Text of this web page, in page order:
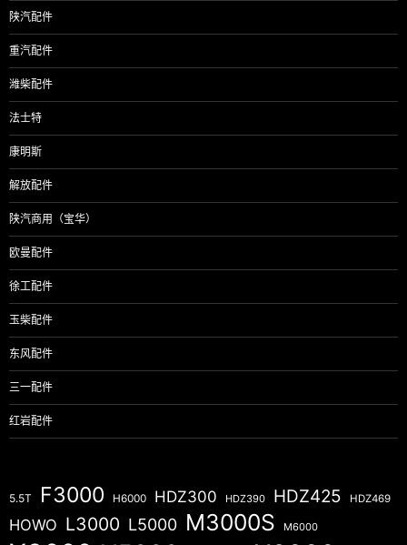
陕汽配件
重汽配件
潍柴配件
法士特
康明斯
解放配件
陕汽商用（宝华）
欧曼配件
徐工配件
玉柴配件
东风配件
三一配件
红岩配件
5.5T F3000 H6000 HDZ300 HDZ390 HDZ425 HDZ469
HOWO L3000 L5000 M3000S M6000